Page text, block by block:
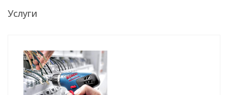
Услуги